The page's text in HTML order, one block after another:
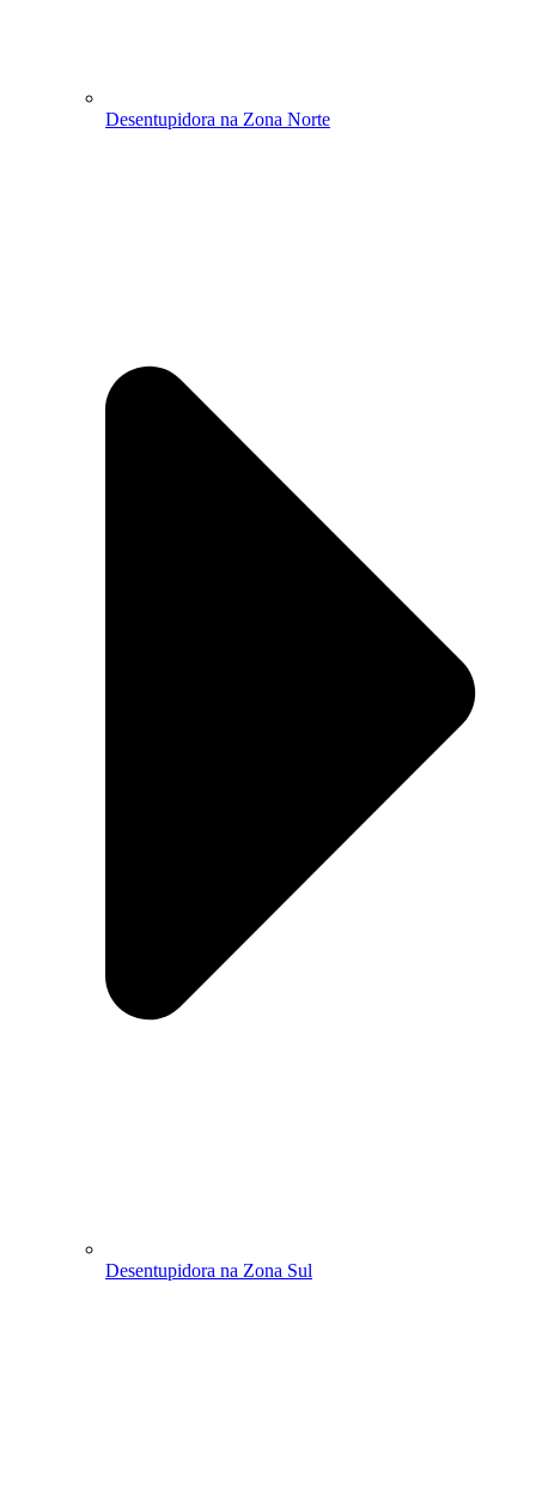
Desentupidora na Zona Norte
Desentupidora na Zona Sul